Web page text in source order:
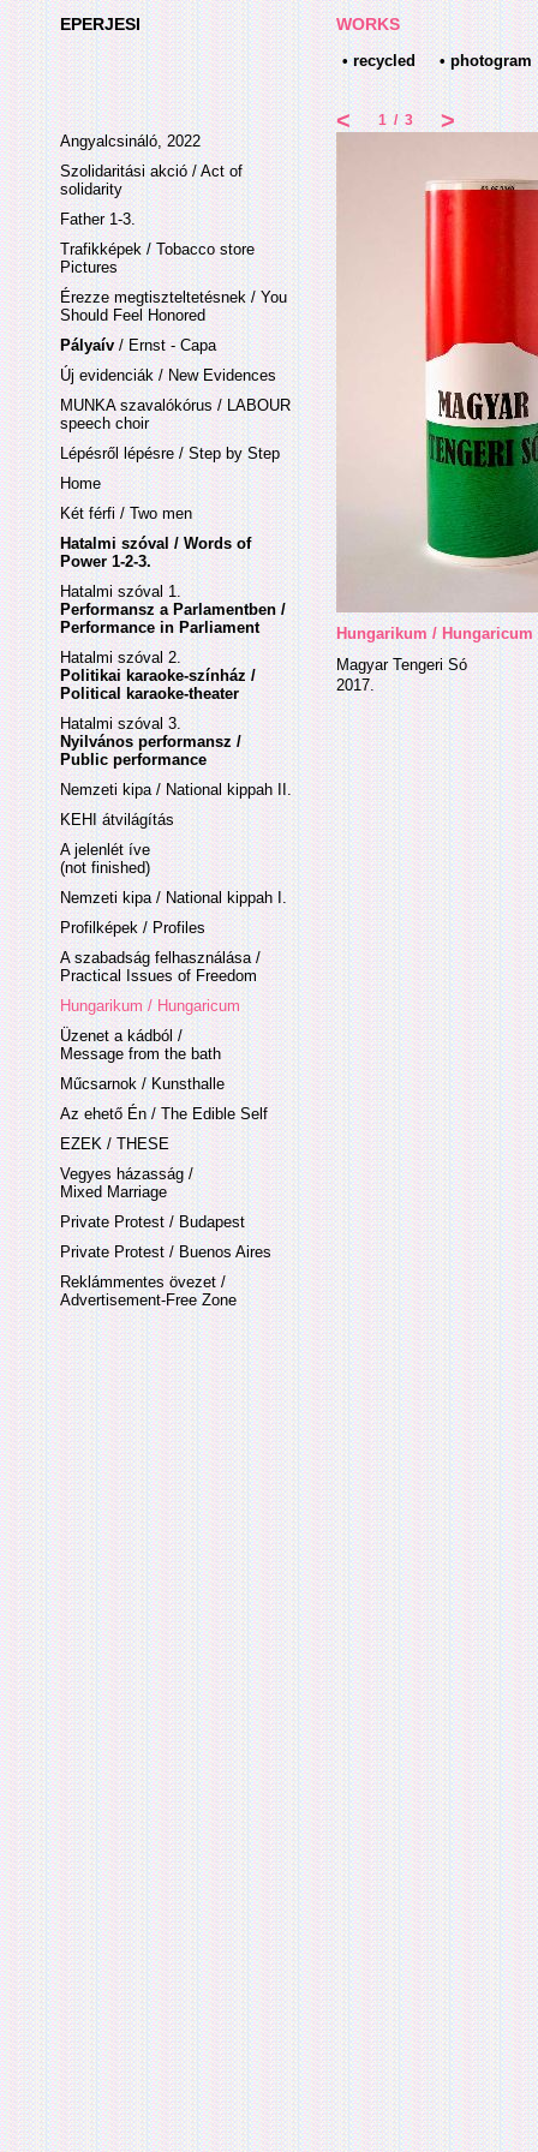
EPERJESI WORKS
• recycled • photogram
Angyalcsináló, 2022
Szolidaritási akció / Act of
solidarity
Father 1-3.
Trafikképek / Tobacco store
Pictures
Érezze megtiszteltetésnek / You
Should Feel Honored
Pályaív/ Ernst - Capa
Új evidenciák / New Evidences
MUNKA szavalókórus / LABOUR
speech choir
Lépésről lépésre / Step by Step
Home
Két férfi / Two men
Hatalmi szóval / Words of
Power 1-2-3.
Hatalmi szóval 1.
Performansz a Parlamentben /
Performance in Parliament
Hatalmi szóval 2.
Politikai karaoke-színház /
Political karaoke-theater
Hatalmi szóval 3.
Nyilvános performansz /
Public performance
Nemzeti kipa / National kippah II.
KEHI átvilágítás
A jelenlét íve
(not finished)
Nemzeti kipa / National kippah I.
Profilképek / Profiles
A szabadság felhasználása /
Practical Issues of Freedom
Hungarikum / Hungaricum
Üzenet a kádból /
Message from the bath
Műcsarnok / Kunsthalle
Az ehető Én / The Edible Self
EZEK / THESE
Vegyes házasság /
Mixed Marriage
Private Protest / Budapest
Private Protest / Buenos Aires
Reklámmentes övezet /
Advertisement-Free Zone
< 1 / 3 >
Hungarikum / Hungaricum
Magyar Tengeri Só
2017.